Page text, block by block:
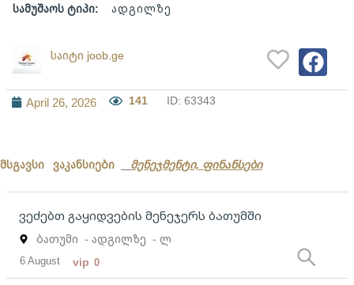
სამუშაოს ტიპი:
ადგილზე
საიტი joob.ge
April 26, 2026 141 ID: 63343
მსგავსი ვაკანსიები მენეჯმენტი, ფინანსები
ვეძებთ გაყიდვების მენეჯერს ბათუმში
ბათუმი - ადგილზე - ლ
6 August vip 0